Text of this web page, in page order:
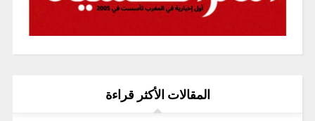
المقالات الأكثر قراءة